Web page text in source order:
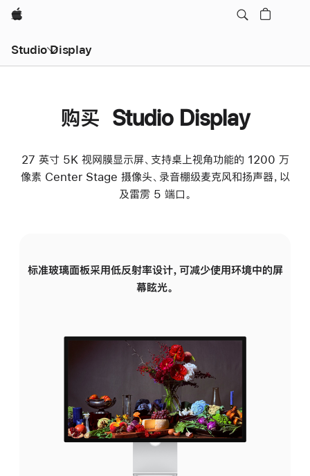
Apple
Studio Display
购买 Studio Display
27 英寸 5K 视网膜显示屏、支持桌上视角功能的 1200 万
像素 Center Stage 摄像头、录音棚级麦克风和扬声器，以
及雷雳 5 端口。
标准玻璃面板采用低反射率设计，可减少使用环境中的屏
幕眩光。